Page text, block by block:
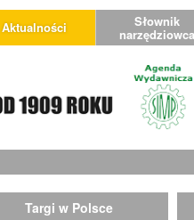
Aktualności Słownik
narzędziowca
Targi w Polsce